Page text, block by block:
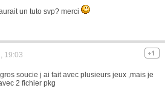
un tuto svp? merci
19:03
soucie j ai fait avec plusieurs jeux ,mais je
2 fichier pkg